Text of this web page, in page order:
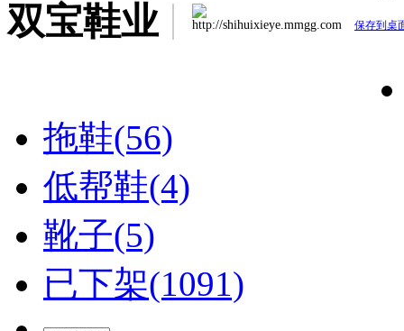
双宝鞋业 http://shihuixieye.mmgg.com 保存到桌
拖鞋(56)
低帮鞋(4)
靴子(5)
已下架(1091)